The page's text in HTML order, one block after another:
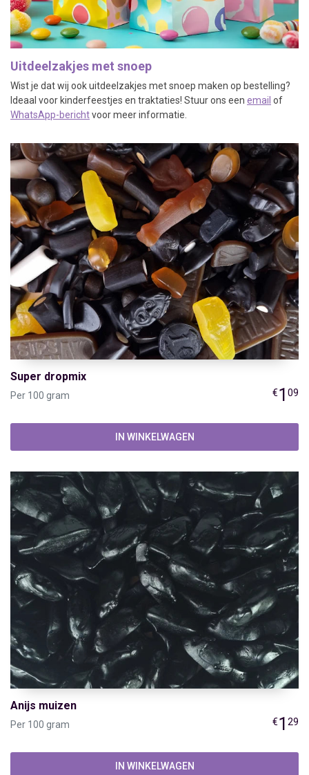
Uitdeelzakjes met snoep
Wist je dat wij ook uitdeelzakjes met snoep maken op bestelling?
Ideaal voor kinderfeestjes en traktaties! Stuur ons een email of
WhatsApp-berichtvoor meer informatie.
Super dropmix
Per 100 gram €1 09
IN WINKELWAGEN
Anijs muizen
Per 100 gram €1 29
IN WINKELWAGEN